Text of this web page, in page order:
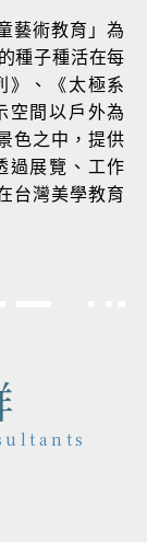
藝術教育」為
種子種活在每
》、《太極系
空間以戶外為
色之中，提供
過展覽、工作
台灣美學教育